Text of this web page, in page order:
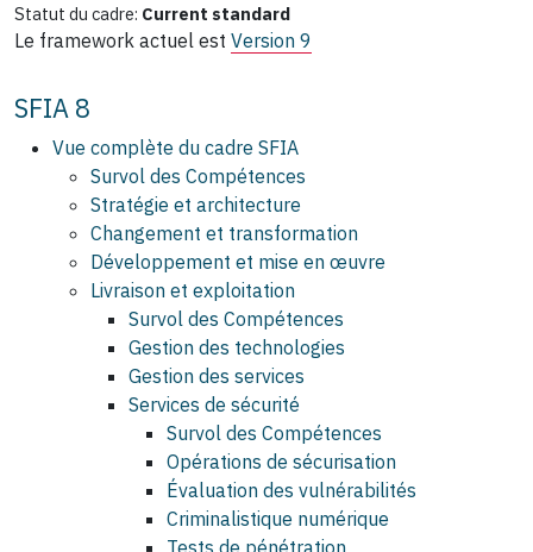
Statut du cadre: Current standard
Le framework actuel est Version 9
SFIA 8
Vue complète du cadre SFIA
Survol des Compétences
Stratégie et architecture
Changement et transformation
Développement et mise en œuvre
Livraison et exploitation
Survol des Compétences
Gestion des technologies
Gestion des services
Services de sécurité
Survol des Compétences
Opérations de sécurisation
Évaluation des vulnérabilités
Criminalistique numérique
Tests de pénétration